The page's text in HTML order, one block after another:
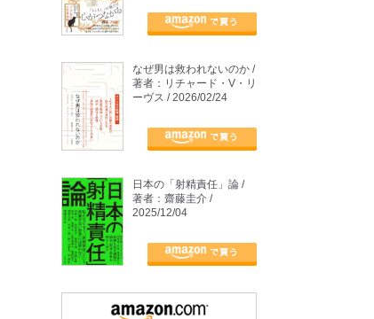
なぜ男は救われないのか /
著者：リチャード・V・リ
ーヴス / 2026/02/24
日本の「射精責任」論 /
著者：齋藤圭介 /
2025/12/04